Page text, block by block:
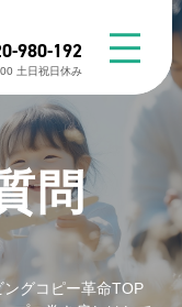
980-192
⼟⽇祝⽇休み
問
グコピー革命TOP